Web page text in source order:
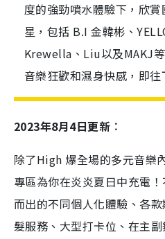
度的強勁噴水體驗下，欣
星，包括 B.I 金韓彬、
Krewella、Liu以及MAKJ
音樂狂歡和濕身快感，即往
2023年8月4日更新︰
除了High 爆全場的多元音樂
專區為你在炎炎夏日中充電
而出的不同個人化體驗、各
髮服務、大型打卡位、在主